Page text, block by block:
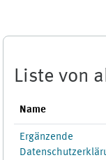
Liste von
Name
Ergänzende